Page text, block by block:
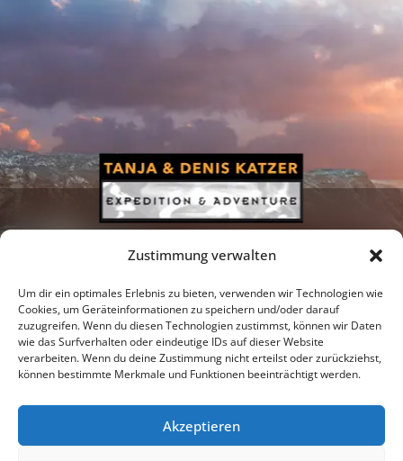
Zustimmung verwalten
Um dir ein optimales Erlebnis zu bieten, verwenden wir Technologien wie
Cookies, um Geräteinformationen zu speichern und/oder darauf
zuzugreifen. Wenn du diesen Technologien zustimmst, können wir Daten
wie das Surfverhalten oder eindeutige IDs auf dieser Website
verarbeiten. Wenn du deine Zustimmung nicht erteilst oder zurückziehst,
können bestimmte Merkmale und Funktionen beeinträchtigt werden.
Akzeptieren
Newsletter Podcast Facebook